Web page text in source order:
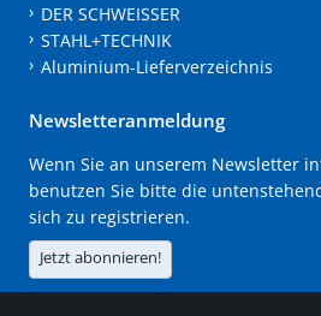
DER SCHWEISSER
STAHL+TECHNIK
Aluminium-Lieferverzeichnis
Newsletteranmeldung
Wenn Sie an unserem Newsletter
benutzen Sie bitte die
sich zu registrieren.
Jetzt abonnieren!